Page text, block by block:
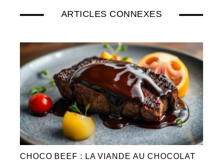
ARTICLES CONNEXES
CHOCO BEEF : LA VIANDE AU CHOCOLAT